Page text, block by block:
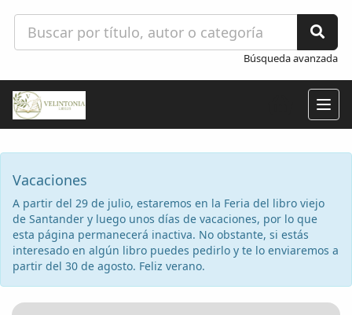
Búsqueda avanzada
Vacaciones
A partir del 29 de julio, estaremos en la Feria del libro viejo
de Santander y luego unos días de vacaciones, por lo que
esta página permanecerá inactiva. No obstante, si estás
interesado en algún libro puedes pedirlo y te lo enviaremos a
partir del 30 de agosto. Feliz verano.